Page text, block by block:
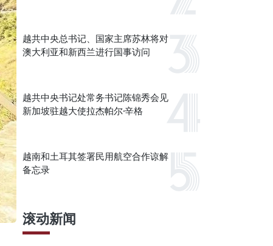
越共中央总书记、国家主席苏林将对
澳大利亚和新西兰进行国事访问
越共中央书记处常务书记陈锦秀会见
新加坡驻越大使拉杰帕尔·辛格
越南和土耳其签署民用航空合作谅解
备忘录
滚动新闻